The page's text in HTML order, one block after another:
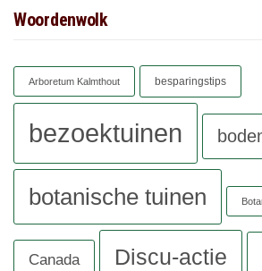
Woordenwolk
Arboretum Kalmthout besparingstips
bezoektuinen
botanische tuinen
Canada Discu-actie